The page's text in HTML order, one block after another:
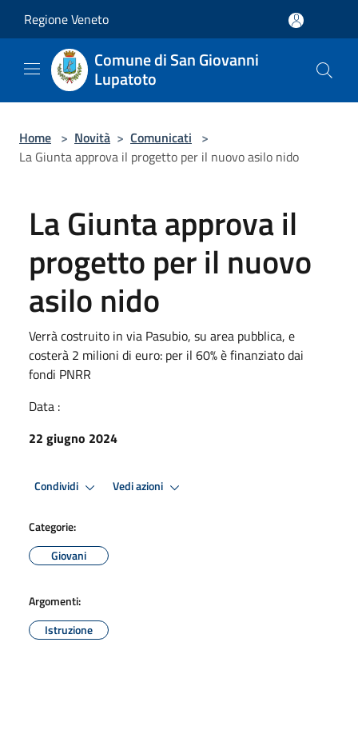
Regione Veneto
Comune di San Giovanni
Lupatoto
Home > Novità > Comunicati >
La Giunta approva il progetto per il nuovo asilo nido
La Giunta approva il
progetto per il nuovo
asilo nido
Verrà costruito in via Pasubio, su area pubblica, e
costerà 2 milioni di euro: per il 60% è finanziato dai
fondi PNRR
Data :
22 giugno 2024
Condividi Vedi azioni
Categorie:
Giovani
Argomenti:
Istruzione